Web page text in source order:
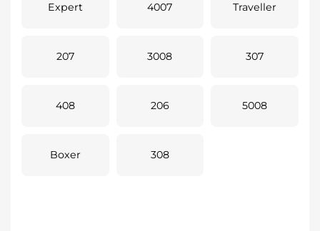
Expert 4007 Traveller
207 3008 307
408 206 5008
Boxer 308